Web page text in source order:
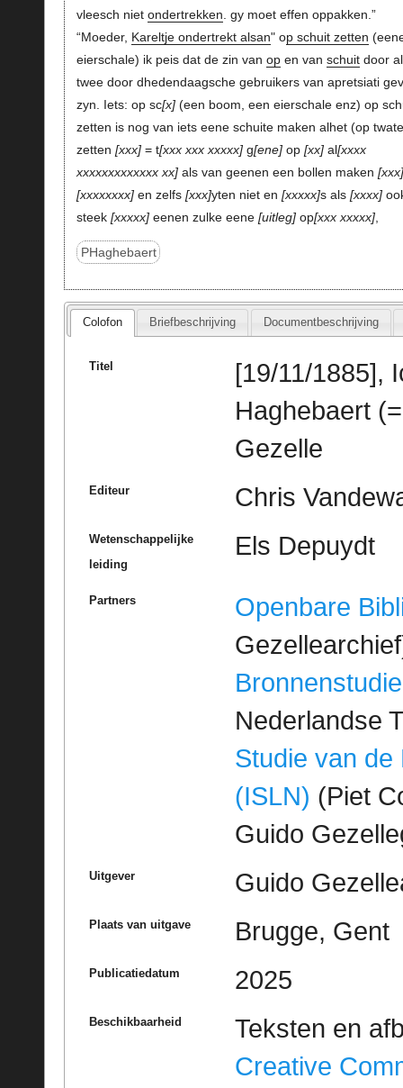
vleesch niet ondertrekken . gy moet effen oppakken.”
“Moeder, Kareltje ondertrekt alsan" op schuit zetten
eierschale) ik peis dat de zin van open van schuitdoor
twee door dhedendaagsche gebruikers van apretsiati
zyn. Iets: op sc x (een boom, een eierschale enz) op
zetten is nog van iets eene schuite maken alhet (op
zetten xxx = t xxx xxx xxxxx g ene op xx al xxxx
xxxxxxxxxxxxx xx als van geenen een bollen maken xxx
xxxxxxxx en zelfs xxx yten niet en xxxxx s als xxxx
steek xxxxx eenen zulke eene uitleg op xxx xxxxx ,
PHaghebaert
Colofon Briefbeschrijving Documentbeschrijving
Titel
[19/11/1885],
Haghebaert
Gezelle
Editeur Chris
Wetenschappelijke
leiding
Els Depuydt
Partners
Openbare
Bronnenstudie
Nederlandse
Studie van de
(ISLN) (Piet
Guido
Uitgever Guido
Plaats van uitgave Brugge, Gent
Publicatiedatum 2025
Beschikbaarheid
Teksten en
Creative